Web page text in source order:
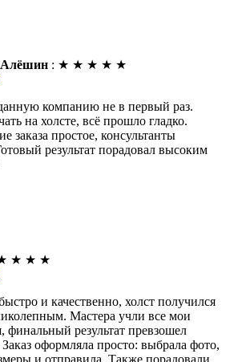
: ★ ★ ★ ★ ★
компанию не в первый раз.
на холсте, всё прошло гладко.
заказа простое, консультанты
результат порадовал высоким
★ ★ ★
и качественно, холст получился
Мастера учли все мои
финальный результат превзошел
оформляла просто: выбрала фото,
и отправила. Также порадовали